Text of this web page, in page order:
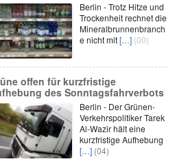
Berlin - Trotz Hitze und
Trockenheit rechnet die
Mineralbrunnenbranch
e nicht mit[…] (00)
offen für kurzfristige
des Sonntagsfahrverbots
Berlin - Der Grünen-
Verkehrspolitiker Tarek
Al-Wazir hält eine
kurzfristige Aufhebung
[…] (04)